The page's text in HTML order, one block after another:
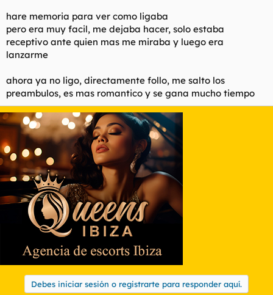
hare memoria para ver como ligaba
pero era muy facil, me dejaba hacer, solo estaba
receptivo ante quien mas me miraba y luego era
lanzarme
ahora ya no ligo, directamente follo, me salto los
preambulos, es mas romantico y se gana mucho tiempo
Debes iniciar sesión o registrarte para responder aquí.